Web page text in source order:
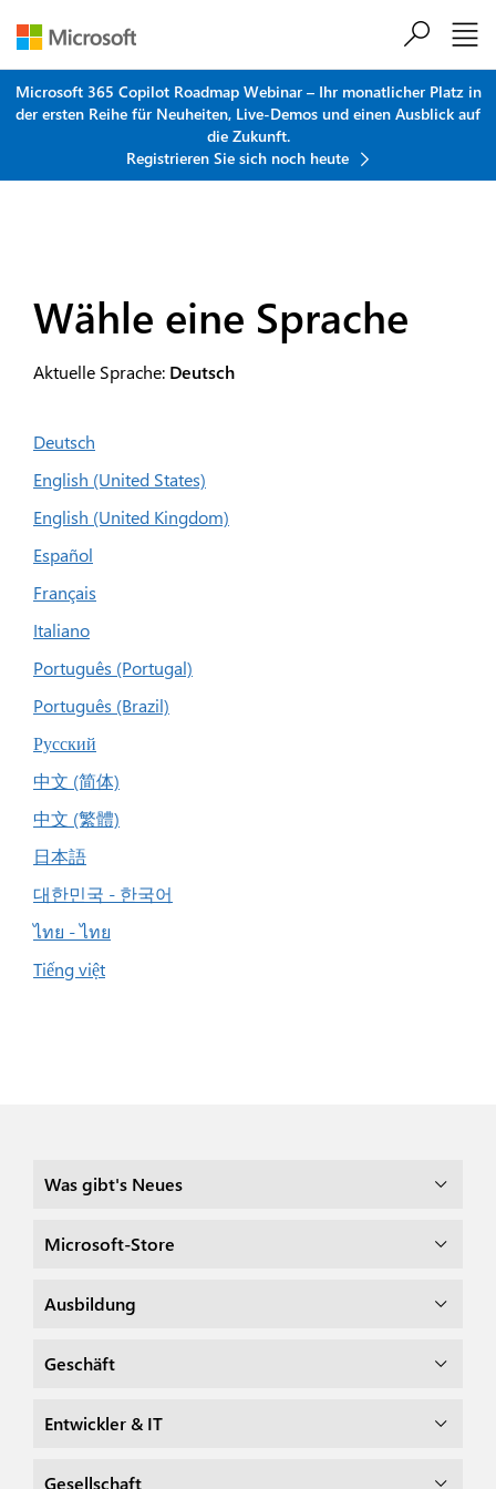
Microsoft 365 Copilot Roadmap Webinar – Ihr monatlicher Platz in
der ersten Reihe für Neuheiten, Live-Demos und einen Ausblick auf
die Zukunft.
Registrieren Sie sich noch heute
Wähle eine Sprache
Aktuelle Sprache: Deutsch
Deutsch
English (United States)
English (United Kingdom)
Español
Français
Italiano
Português (Portugal)
Português (Brazil)
Русский
中文 (简体)
中文 (繁體)
日本語
대한민국 - 한국어
ไทย - ไทย
Tiếng việt
Was gibt's Neues
Microsoft-Store
Ausbildung
Geschäft
Entwickler & IT
Gesellschaft